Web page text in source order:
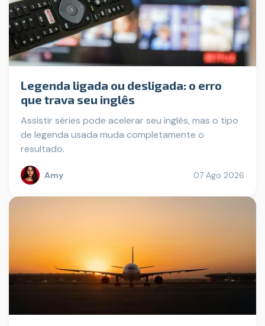
Legenda ligada ou desligada: o erro
que trava seu inglês
Assistir séries pode acelerar seu inglês, mas o tipo
de legenda usada muda completamente o
resultado.
Amy 07 Ago 2026